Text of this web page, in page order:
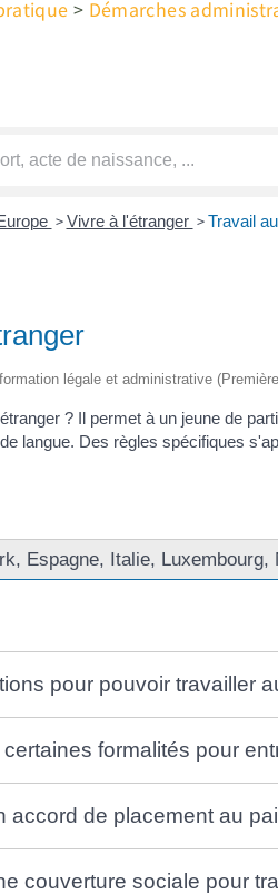
> Démarches
> Vivre à l'étranger > Travail
légale et administrative
? Il permet à un jeune de
langue. Des règles spécifiques
Espagne, Italie, Luxembourg,
pour pouvoir travailler
formalités pour
accord de placement au
couverture sociale pour